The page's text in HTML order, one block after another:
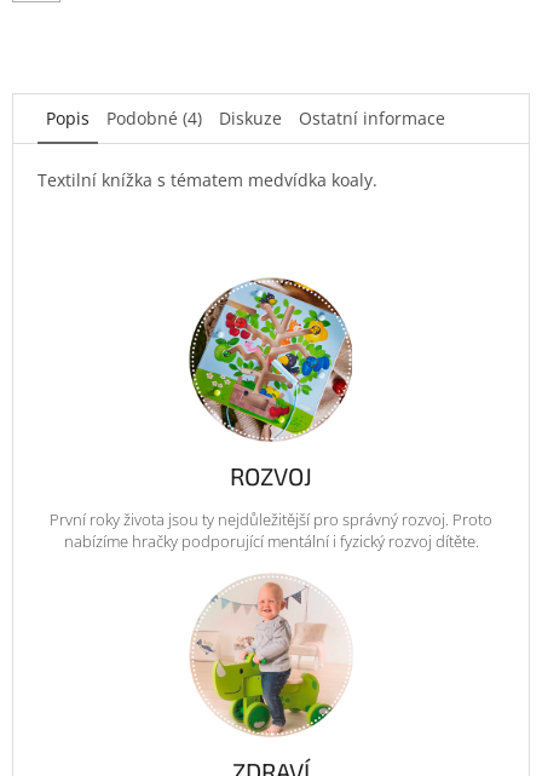
Popis Podobné (4) Diskuze Ostatní informace
Textilní knížka s tématem medvídka koaly.
ROZVOJ
První roky života jsou ty nejdůležitější pro správný rozvoj. Proto
nabízíme hračky podporující mentální i fyzický rozvoj dítěte.